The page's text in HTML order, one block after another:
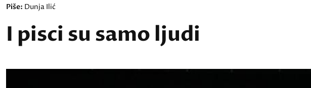
Piše: Dunja Ilić
I pisci su samo ljudi